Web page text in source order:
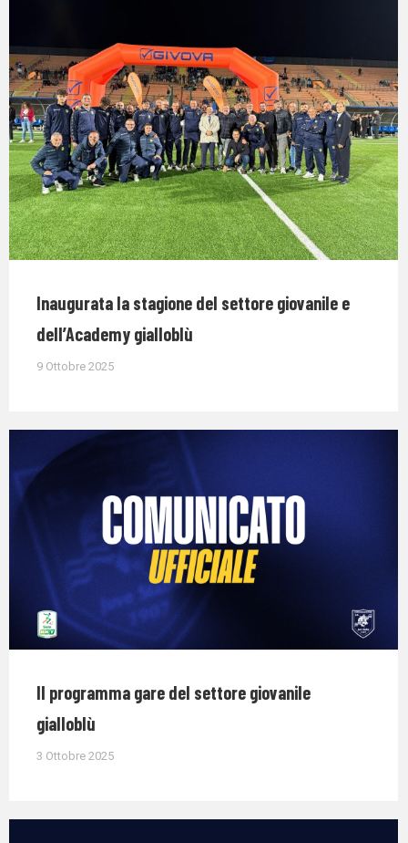
Inaugurata la stagione del settore giovanile e
dell’Academy gialloblù
9 Ottobre 2025
Il programma gare del settore giovanile
gialloblù
3 Ottobre 2025